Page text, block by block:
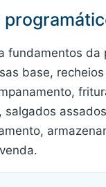
fundamentos da
base,
salgados